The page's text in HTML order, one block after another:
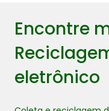
No caso de
metálicos, a
comum. Este
materiais em
Encontre
eletrônico